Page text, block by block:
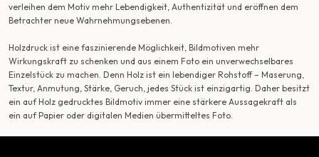
verleihen dem Motiv mehr Lebendigkeit, Authentizität und eröffnen dem
Betrachter neue Wahrnehmungsebenen.
Holzdruck ist eine faszinierende Möglichkeit, Bildmotiven mehr
Wirkungskraft zu schenken und aus einem Foto ein unverwechselbares
Einzelstück zu machen. Denn Holz ist ein lebendiger Rohstoff – Maserung,
Textur, Anmutung, Stärke, Geruch, jedes Stück ist einzigartig. Daher besitzt
ein auf Holz gedrucktes Bildmotiv immer eine stärkere Aussagekraft als
ein auf Papier oder digitalen Medien übermitteltes Foto.